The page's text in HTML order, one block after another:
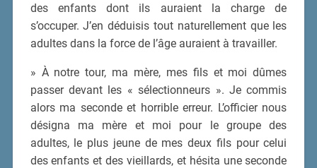
des enfants dont ils auraient la charge de
s’occuper. J’en déduisis tout naturellement que les
adultes dans la force de l’âge auraient à travailler.
» À notre tour, ma mère, mes fils et moi dûmes
passer devant les « sélectionneurs ». Je commis
alors ma seconde et horrible erreur. L’officier nous
désigna ma mère et moi pour le groupe des
adultes, le plus jeune de mes deux fils pour celui
des enfants et des vieillards, et hésita une seconde